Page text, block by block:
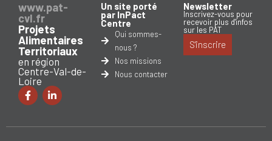
www.pat-
cvl.fr
Projets
Alimentaires
Territoriaux
en région
Centre-Val-de-
Loire
Un site porté
par InPact
Centre
Qui sommes-
nous ?
Nos missions
Nous contacter
Newsletter
Inscrivez-vous pour
recevoir plus d'infos
sur les PAT
S'inscrire